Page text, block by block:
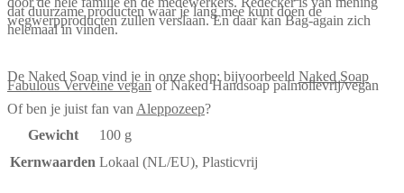
dat duurzame producten waar je lang mee kunt doen de
wegwerpproducten zullen verslaan. En daar kan Bag-again zich
helemaal in vinden.
De Naked Soap vind je in onze shop: bijvoorbeeld Naked Soap
Fabulous Verveine veganof Naked Handsoap palmolievrij/vegan
Of ben je juist fan van Aleppozeep?
Gewicht
100 g
Kernwaarden Lokaal (NL/EU), Plasticvrij